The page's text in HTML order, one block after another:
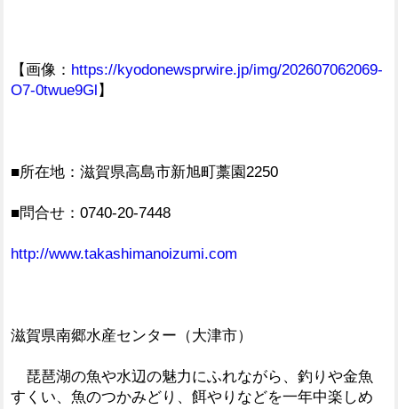
【画像： https://kyodonewsprwire.jp/img/202607062069-
O7-0twue9Gl 】
■所在地：滋賀県高島市新旭町藁園2250
■問合せ：0740-20-7448
http://www.takashimanoizumi.com
滋賀県南郷水産センター（大津市）
琵琶湖の魚や水辺の魅力にふれながら、釣りや金魚
すくい、魚のつかみどり、餌やりなどを一年中楽しめ